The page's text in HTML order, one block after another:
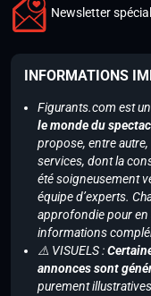
Newsletter
INFORMATIONS
Figurants.com est
le monde du
propose, entre
services, dont la
été soigneusement
équipe d’experts.
approfondie pour en
informations
⚠️ VISUELS :
annonces sont
purement